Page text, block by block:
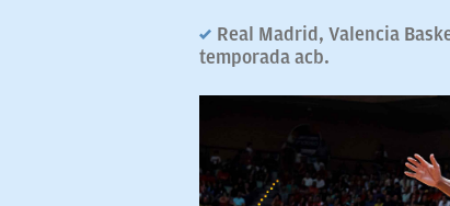
Real Madrid, Valencia
temporada acb.